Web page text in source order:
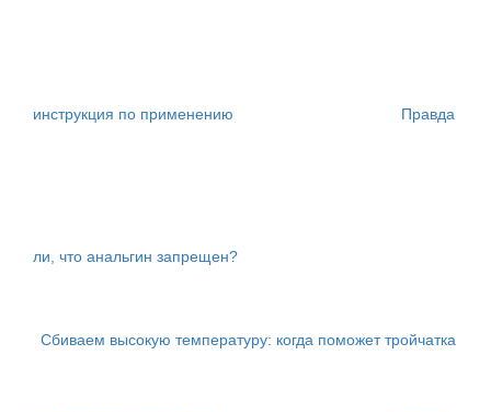
инструкция по применению Правда
ли, что анальгин запрещен?
Сбиваем высокую температуру: когда поможет тройчатка